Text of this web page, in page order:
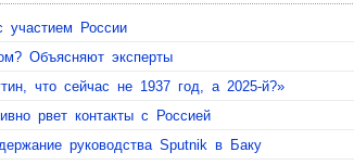
участием России
Объясняют эксперты
что сейчас не 1937 год, а 2025-й?»
рвет контакты с Россией
руководства Sputnik в Баку